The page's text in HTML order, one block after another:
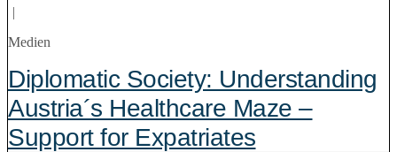
|
Medien
Diplomatic Society: Understanding
Austria´s Healthcare Maze –
Support for Expatriates